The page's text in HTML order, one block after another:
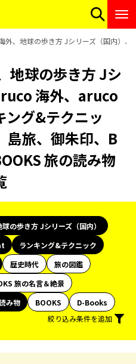
外、地球の歩き方 Jシリーズ（国内）
地球の歩き方 Jシ
海外、aruco
グ&テクニッ
旅、御朱印、B
旅の読み物
球の歩き方 Jシリーズ（国内）
ランキング&テクニック
歴史時代
旅の図鑑
旅の名言＆絶景
み物 BOOKS
D-Books
絞り込み条件を追加